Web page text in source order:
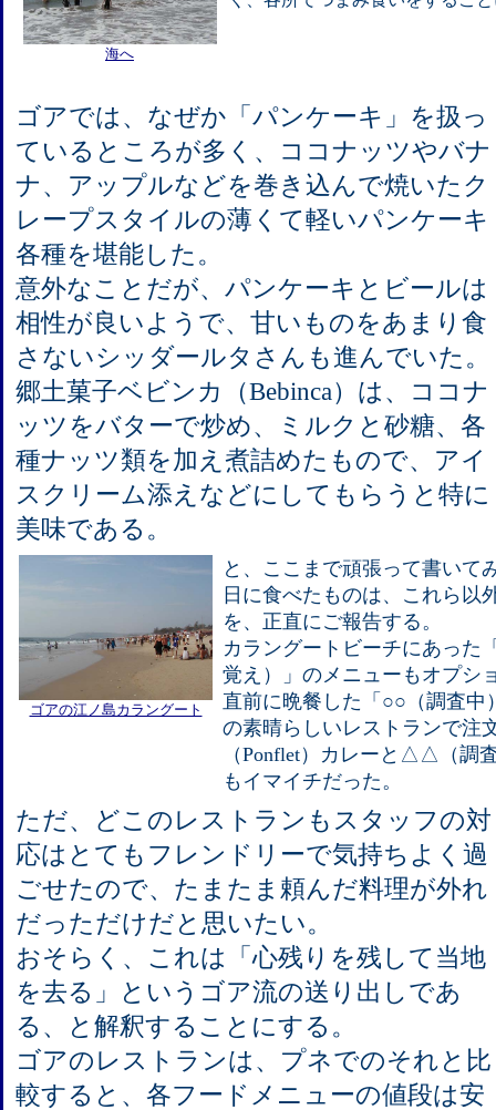
海へ
ゴアでは、なぜか「パンケーキ」を扱っ
ているところが多く、ココナッツやバナ
ナ、アップルなどを巻き込んで焼いたク
レープスタイルの薄くて軽いパンケーキ
各種を堪能した。
意外なことだが、パンケーキとビールは
相性が良いようで、甘いものをあまり食
さないシッダールタさんも進んでいた。
郷土菓子ベビンカ（Bebinca）は、ココナ
ッツをバターで炒め、ミルクと砂糖、各
種ナッツ類を加え煮詰めたもので、アイ
スクリーム添えなどにしてもらうと特に
美味である。
ゴアの江ノ島カラングート
と、ここまで頑張って書いて
日に食べたものは、これら以
を、正直にご報告する。
カラングートビーチにあった
覚え）」のメニューもオプシ
直前に晩餐した「○○（調査中
の素晴らしいレストランで注
（Ponflet）カレーと△△（調
もイマイチだった。
ただ、どこのレストランもスタッフの対
応はとてもフレンドリーで気持ちよく過
ごせたので、たまたま頼んだ料理が外れ
だっただけだと思いたい。
おそらく、これは「心残りを残して当地
を去る」というゴア流の送り出しであ
る、と解釈することにする。
ゴアのレストランは、プネでのそれと比
較すると、各フードメニューの値段は安